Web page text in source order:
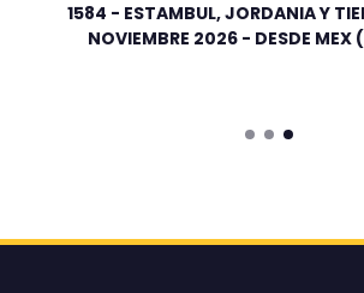
1584 - ESTAMBUL, JORDANIA Y
NOVIEMBRE 2026 - DESDE MEX